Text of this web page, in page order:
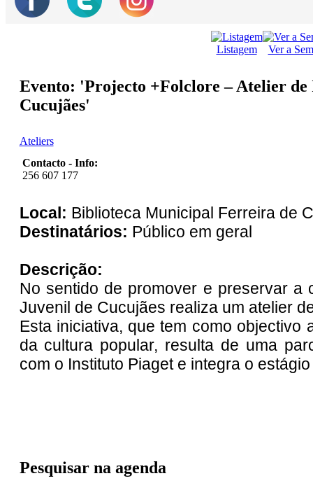
Listagem Ver a
Evento: 'Projecto +Folclore – Atelier
Cucujães'
Ateliers
Contacto - Info:
256 607 177
Local: Biblioteca Municipal Ferreira de
Destinatários: Público em geral
Descrição:
No sentido de promover e preservar a
Juvenil de Cucujães realiza um atelier
Esta iniciativa, que tem como objectivo
da cultura popular, resulta de uma
com o Instituto Piaget e integra o
Pesquisar na agenda